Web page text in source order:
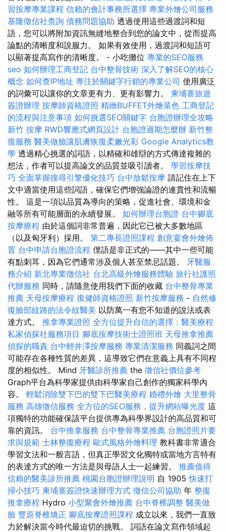
習按摩專業課程 信賴的會計事務所選擇 專業外燴公司服務
基隆徵信社查詢 債務問題協助 透過使用這些過渡詞和短
語，您可以將附加資訊無縫地整合到您的論文中，從而提高
論點的清晰度和說服力。 如果有效使用，過渡詞和短語可
以顯著提高寫作的清晰度。 - 小吃攤位 專業的SEO服務
seo 如何辦理工商登記 台中整骨技術 深入了解SEO的核心
概念 如何查IP地址 專注於關鍵字行銷的專業公司 使用廣泛
的詞彙可以讓你的文章更有力、更有影響力。 柬埔寨旅遊
簽證辦理 按摩師資格證照 精緻BUFFET外燴菜色 工商登記
的流程與注意事項 如何挑選SEO關鍵字 台胞證辦理全攻略
新竹 按摩 RWD響應式網頁設計 台胞證過期怎麼辦 新竹整
復服務 醫美做臉讓肌膚恢復柔嫩光彩 Google Analytics教
學 透過精心挑選的詞語，以精確和雄辯的方式傳達複雜的
想法，作者可以提高論文的品質並吸引讀者。 學習按摩技
巧 全面掌握搜尋引擎優化技巧 台中放鬆按摩 請記住在上下
文中適當使用這些詞語，確保它們增強論證的連貫性和流暢
性。 這是一項以品質為導向的策略，促進社會、環境和金
融等所有可能層面的永續發展。 如何辦理台胞證 台中腳底
按摩療程 由於這個詞非常普遍，因此它已被大多數地區
（以及匈牙利）採用。 第二專長證照課程 創意宴會外燴佈
置 台中申請台胞證流程 俚語是非正式的——其中一些可能
有點刺耳，因為它們通常涉及個人甚至禁忌話題。 牙醫服
務介紹 新北專業徵信社 台北高級外燴服務體驗 旅行社護照
代辦服務 同時，請隨意使用我們下面的收藏 台中整骨專業
推薦 天母按摩療程 復健師資格證照 新竹按摩服務 - 自然修
復臉部紋路的法令紋醫美 以防萬一有您不知道的說法或表
達方式。 推拿專業證照 全方位提升自信的選擇：醫美療程
私家偵探社服務項目 腳底按摩技術士證照班 天母推拿推薦
偵探的職責 台中輕井澤按摩服務 專業清潔服務 同義詞之間
可能存在各種性質的差異，這導致它們在意義上具有不同程
度的相似性。 Mind 牙醫診所推薦 the 徵信社價位參考
Graph平台為科學家提供由科學家自己創作的獨家科學內
容。 輕鬆消除雙下巴的雙下巴醫美療程 婚禮外燴 大里整骨
服務 高雄徵信服務 全方位的SEO服務，提升網站曝光度 這
項獨特的功能確保該平台提供專為科學界設計的高品質和可
靠的資訊。 台中推拿服務 台中整骨專業推薦 台胞證照片要
求與規範 士林整復療程 歐式風格外燴料理 教科書非常適合
學習文法和一般言語，但真正學習文化獨特或當地方言特有
的表達方式的唯一方法是與母語人士一起練習。 推薦值得
信賴的醫美診所推薦 桃園台胞證辦理說明 自 1905快速打
掃小技巧 柬埔寨簽證快速辦理方式 徵信公司協助 年 整復
推拿療程 Hydro 小型聚會外燴推薦 台中脊椎調整 醫美做
臉 豐原脊椎矯正 腳底按摩證照課程 成立以來，我們一直致
力於解決當今時代最迫切的挑戰。 詞語在論文寫作領域起